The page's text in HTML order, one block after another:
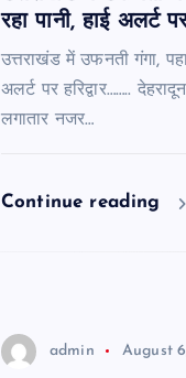
रहा पानी, हाई अलर्ट पर
उत्तराखंड में उफनती गंगा,
अलर्ट पर हरिद्वार……..
लगातार नजर…
Continue reading
admin August